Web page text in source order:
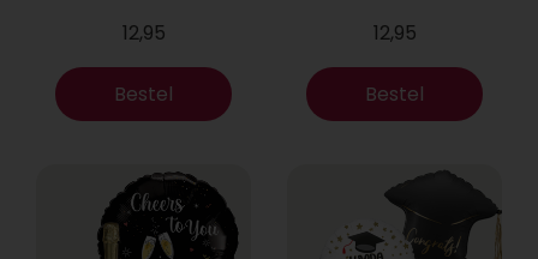
12,95
Bestel
12,95
Bestel